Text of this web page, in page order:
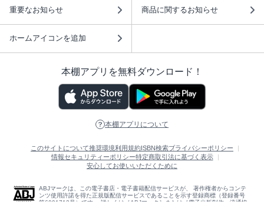
重要なお知らせ 商品に関するお知らせ
ホームアイコンを追加
本棚アプリを無料ダウンロード！
本棚アプリについて
このサイトについて推奨環境利用規約ISBN検索プライバシーポリシー
情報セキュリティーポリシー特定商取引法に基づく表示
安心してお使いいただくために
ABJマークは、この電子書店・電子書籍配信サービスが、 著作権者からコンテ
ンツ使用許諾を得た正規版配信サービスであることを示す登録商標（登録番号
第6091713号）です。 詳しくは［ABJマーク］または［電子出版制作・流通協